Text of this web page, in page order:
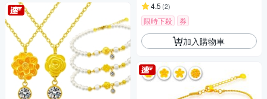
4.5 (2)
限時下殺 券
加入購物車